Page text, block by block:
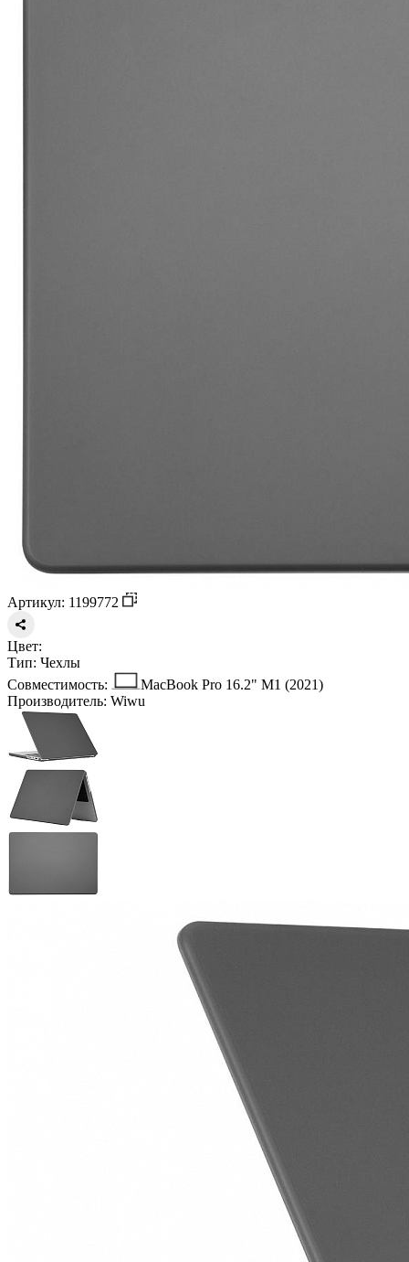
Артикул: 1199772
Цвет:
Тип: Чехлы
Совместимость:
MacBook Pro 16.2" M1 (2021)
Производитель: Wiwu